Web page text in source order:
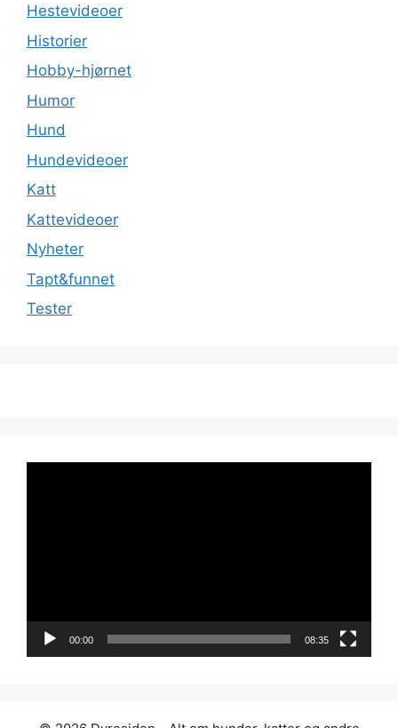
Hestevideoer
Historier
Hobby-hjørnet
Humor
Hund
Hundevideoer
Katt
Kattevideoer
Nyheter
Tapt&funnet
Tester
00:00 08:35